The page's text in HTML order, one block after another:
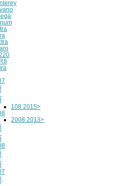
108 2015>
2008 2013>